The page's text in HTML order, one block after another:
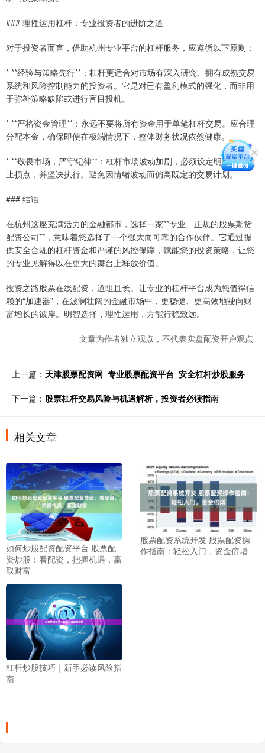
### 理性运用杠杆：专业投资者的进阶之道
对于投资者而言，借助杭州专业平台的杠杆服务，应遵循以下原则：
* **经验与策略先行**：杠杆更适合对市场有深入研究、拥有成熟交易
系统和风险控制能力的投资者。它是对已有盈利模式的强化，而非用
于弥补策略缺陷或进行盲目投机。
* **严格资金管理**：永远不要将所有资金用于单笔杠杆交易。应合理
分配本金，确保即便在极端情况下，整体财务状况依然健康。
* **敬畏市场，严守纪律**：杠杆市场波动加剧，必须设定明确的止盈
止损点，并坚决执行。避免因情绪波动而偏离既定的交易计划。
### 结语
在杭州这座充满活力的金融都市，选择一家**专业、正规的股票期货
配资公司**，意味着您选择了一个强大而可靠的合作伙伴。它通过提
供安全合规的杠杆资金和严谨的风控保障，赋能您的投资策略，让您
的专业见解得以在更大的舞台上释放价值。
投资之路股票在线配资，道阻且长。让专业的杠杆平台成为您值得信
赖的“加速器”，在波澜壮阔的金融市场中，更稳健、更高效地驶向财
富增长的彼岸。明智选择，理性运用，方能行稳致远。
文章为作者独立观点，不代表实盘配资开户观点
上一篇： 天津股票配资网_专业股票配资平台_安全杠杆炒股服务
下一篇： 股票杠杆交易风险与机遇解析，投资者必读指南
相关文章
如何炒股配资配资平台 股票配
资炒股：看配资，把握机遇，赢
取财富
股票配资系统开发 股票配资操
作指南：轻松入门，资金倍增
杠杆炒股技巧｜新手必读风险指
南